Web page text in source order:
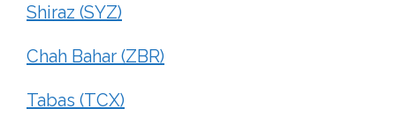
Shiraz (SYZ)
Chah Bahar (ZBR)
Tabas (TCX)